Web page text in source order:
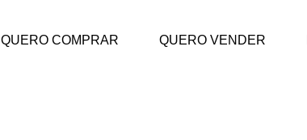
QUERO COMPRAR QUERO VENDER